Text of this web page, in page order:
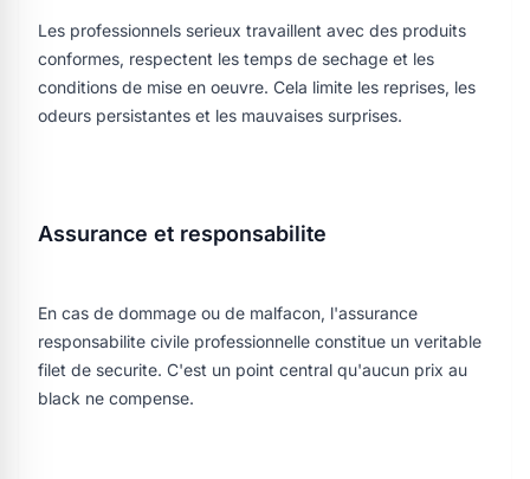
Les professionnels serieux travaillent avec des produits
conformes, respectent les temps de sechage et les
conditions de mise en oeuvre. Cela limite les reprises, les
odeurs persistantes et les mauvaises surprises.
Assurance et responsabilite
En cas de dommage ou de malfacon, l'assurance
responsabilite civile professionnelle constitue un veritable
filet de securite. C'est un point central qu'aucun prix au
black ne compense.